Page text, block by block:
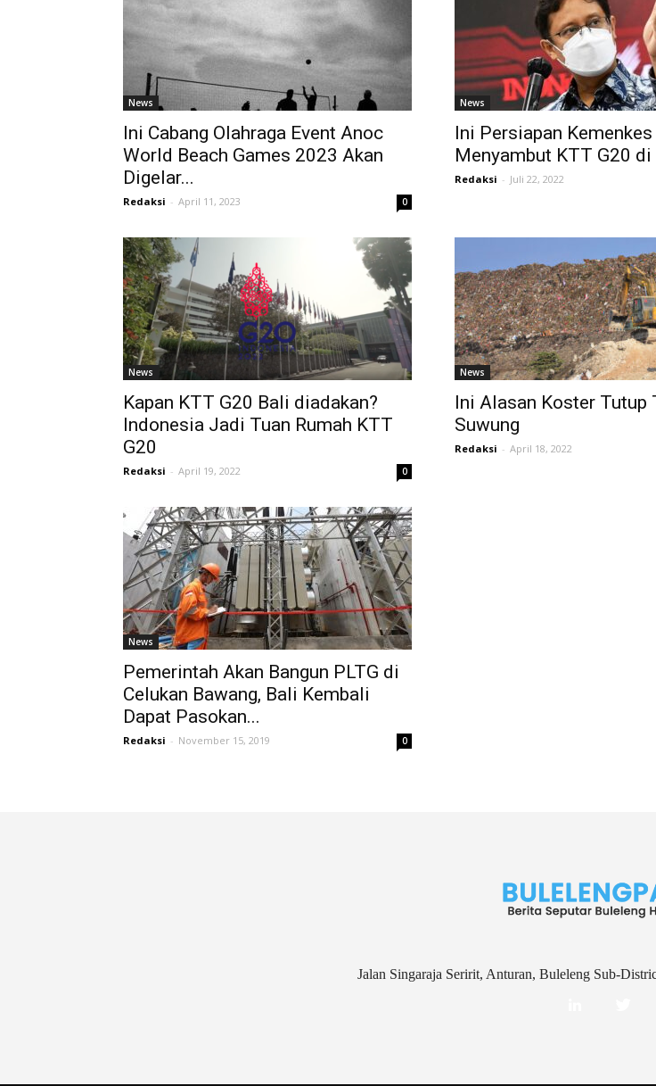
Cookie Consent plugin for the EU cookie law
News
Ini Cabang Olahraga Event Anoc
World Beach Games 2023 Akan
Digelar...
Redaksi - April 11, 2023 0
News
Ini Persiapan
Menyambut KTT G20 di
Redaksi - Juli 22, 2022
News
Kapan KTT G20 Bali diadakan?
Indonesia Jadi Tuan Rumah KTT
G20
Redaksi - April 19, 2022 0
News
Ini Alasan Koster Tutup
Suwung
Redaksi - April 18, 2022
News
Pemerintah Akan Bangun PLTG di
Celukan Bawang, Bali Kembali
Dapat Pasokan...
Redaksi - November 15, 2019 0
Jalan Singaraja Seririt, Anturan, Buleleng Sub-